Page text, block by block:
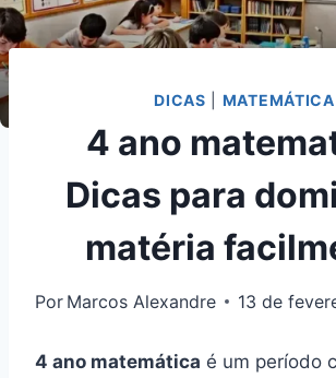
DICAS MATEMÁTICA
4 ano
Dicas para
matéria
Por Marcos Alexandre 13 de
4 ano matemática é um período